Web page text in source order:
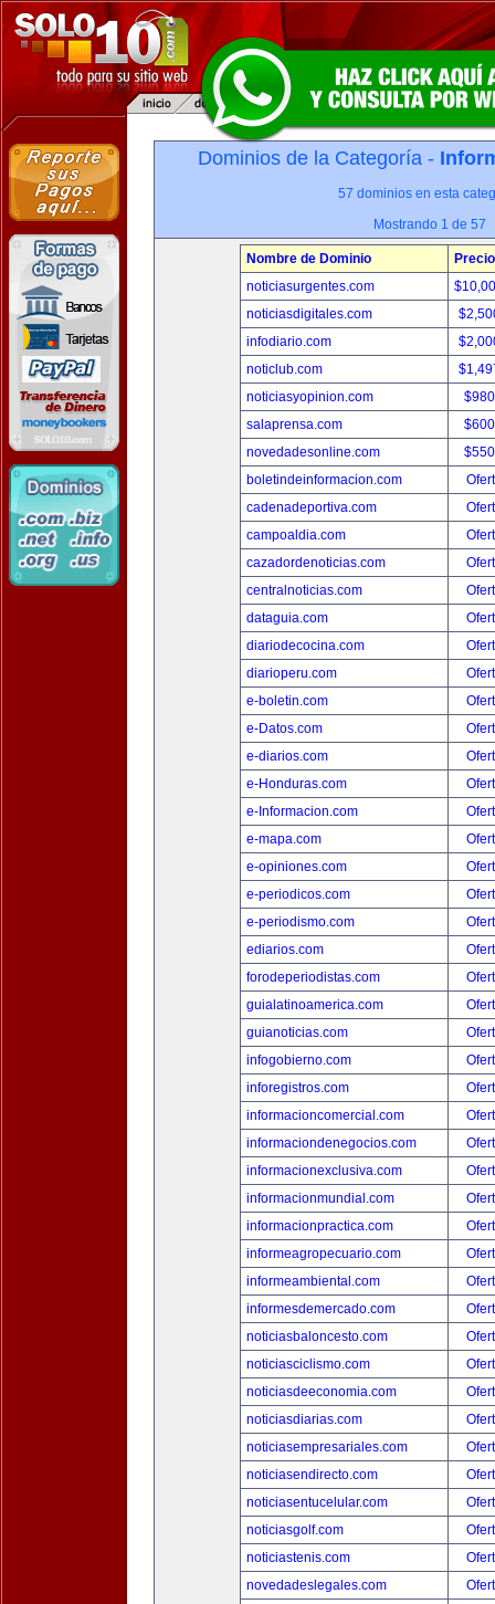
Dominios de la Categoría -
57 dominios en esta
Mostrando 1 de 57
Nombre de Dominio
Precio
noticiasurgentes.com
noticiasdigitales.com
infodiario.com
noticlub.com
noticiasyopinion.com
salaprensa.com
novedadesonline.com
boletindeinformacion.com
cadenadeportiva.com
campoaldia.com
cazadordenoticias.com
centralnoticias.com
dataguia.com
diariodecocina.com
diarioperu.com
e-boletin.com
e-Datos.com
e-diarios.com
e-Honduras.com
e-Informacion.com
e-mapa.com
e-opiniones.com
e-periodicos.com
e-periodismo.com
ediarios.com
forodeperiodistas.com
guialatinoamerica.com
guianoticias.com
infogobierno.com
inforegistros.com
informacioncomercial.com
informaciondenegocios.com
informacionexclusiva.com
informacionmundial.com
informacionpractica.com
informeagropecuario.com
informeambiental.com
informesdemercado.com
noticiasbaloncesto.com
noticiasciclismo.com
noticiasdeeconomia.com
noticiasdiarias.com
noticiasempresariales.com
noticiasendirecto.com
noticiasentucelular.com
noticiasgolf.com
noticiastenis.com
novedadeslegales.com